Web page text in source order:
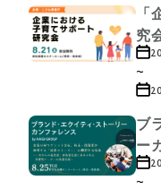
究
~
ブ
ー
~